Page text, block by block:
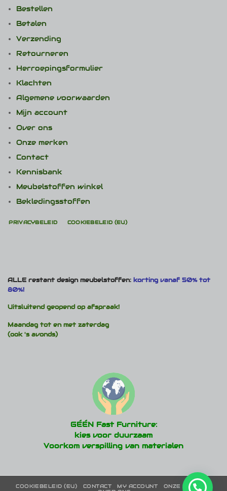
Bestellen
Betalen
Verzending
Retourneren
Herroepingsformulier
Klachten
Algemene voorwaarden
Mijn account
Over ons
Onze merken
Contact
Kennisbank
Meubelstoffen winkel
Bekledingsstoffen
PRIVACYBELEID COOKIEBELEID (EU)
ALLE restant design meubelstoffen: korting vanaf 50% tot
80%!
Uitsluitend geopend op afspraak!
Maandag tot en met zaterdag
(ook 's avonds)
GÉÉN Fast Furniture:
kies voor duurzaam
Voorkom verspilling van materialen
COOKIEBELEID (EU) CONTACT MY ACCOUNT
ONZE MERKEN